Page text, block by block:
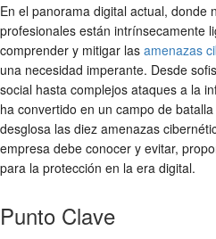
En el panorama digital actual, donde
profesionales están intrínsecamente
comprender y mitigar las amenazas
una necesidad imperante. Desde
social hasta complejos ataques a la
ha convertido en un campo de
desglosa las diez amenazas
empresa debe conocer y evitar,
para la protección en la era digital.
Punto Clave